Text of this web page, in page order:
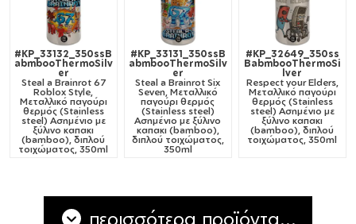
#KP_33132_350ssB
abmbooThermoSilv
er
Steal a Brainrot 67
Roblox Style,
Μεταλλικό παγούρι
θερμός (Stainless
steel) Ασημένιο με
ξύλινο καπακι
(bamboo), διπλού
τοιχώματος, 350ml
#KP_33131_350ssB
abmbooThermoSilv
er
Steal a Brainrot Six
Seven, Μεταλλικό
παγούρι θερμός
(Stainless steel)
Ασημένιο με ξύλινο
καπακι (bamboo),
διπλού τοιχώματος,
350ml
#KP_32649_350ss
BabmbooThermoSi
lver
Respect your Elders,
Μεταλλικό παγούρι
θερμός (Stainless
steel) Ασημένιο με
ξύλινο καπακι
(bamboo), διπλού
τοιχώματος, 350ml
περισσότερα προϊόντα...